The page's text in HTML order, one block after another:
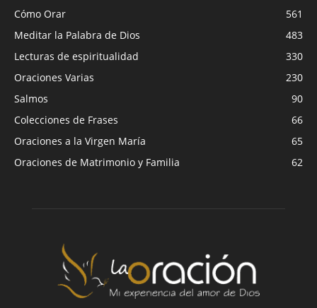
Cómo Orar
561
Meditar la Palabra de Dios
483
Lecturas de espiritualidad
330
Oraciones Varias
230
Salmos
90
Colecciones de Frases
66
Oraciones a la Virgen María
65
Oraciones de Matrimonio y Familia
62